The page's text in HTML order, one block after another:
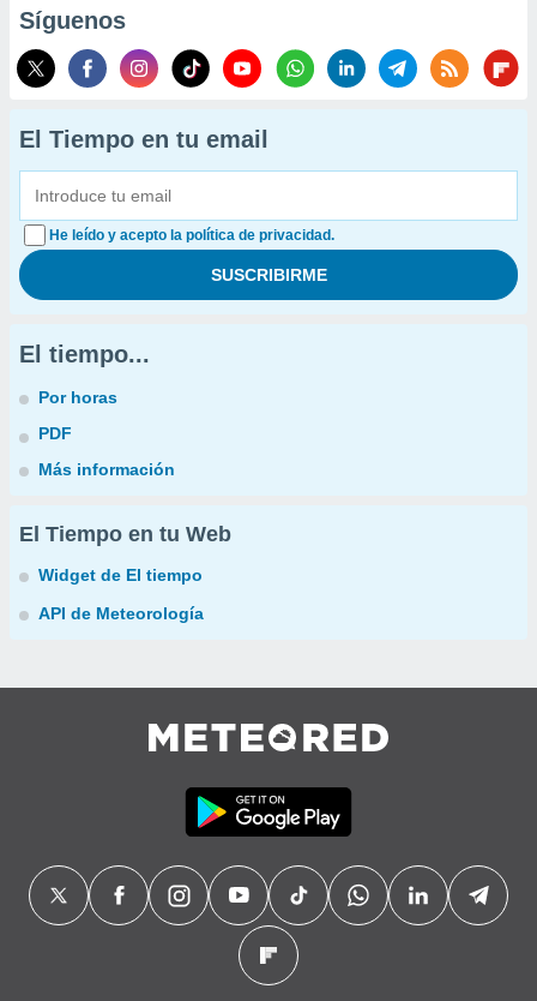
Síguenos
El Tiempo en tu email
He leído y acepto la política de privacidad.
El tiempo...
Por horas
PDF
Más información
El Tiempo en tu Web
Widget de El tiempo
API de Meteorología